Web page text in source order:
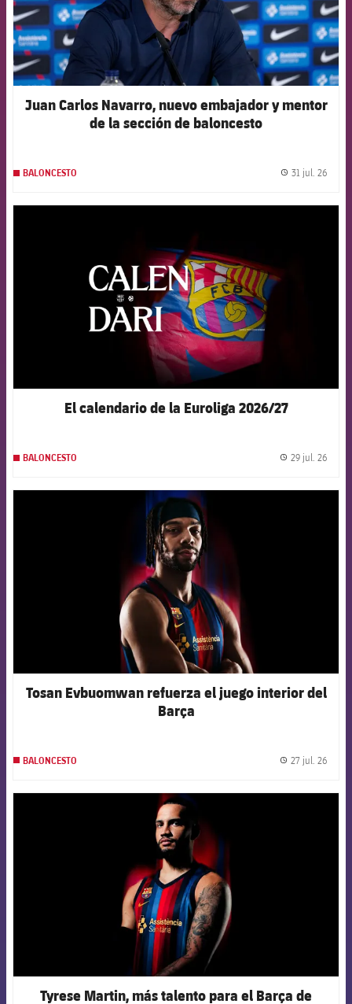
Juan Carlos Navarro, nuevo embajador y mentor
de la sección de baloncesto
BALONCESTO 31 jul. 26
El calendario de la Euroliga 2026/27
BALONCESTO 29 jul. 26
FCB Barcelona badge
Tosan Evbuomwan refuerza el juego interior del
Barça
BALONCESTO 27 jul. 26
FCB Barcelona badge
Tyrese Martin, más talento para el Barça de